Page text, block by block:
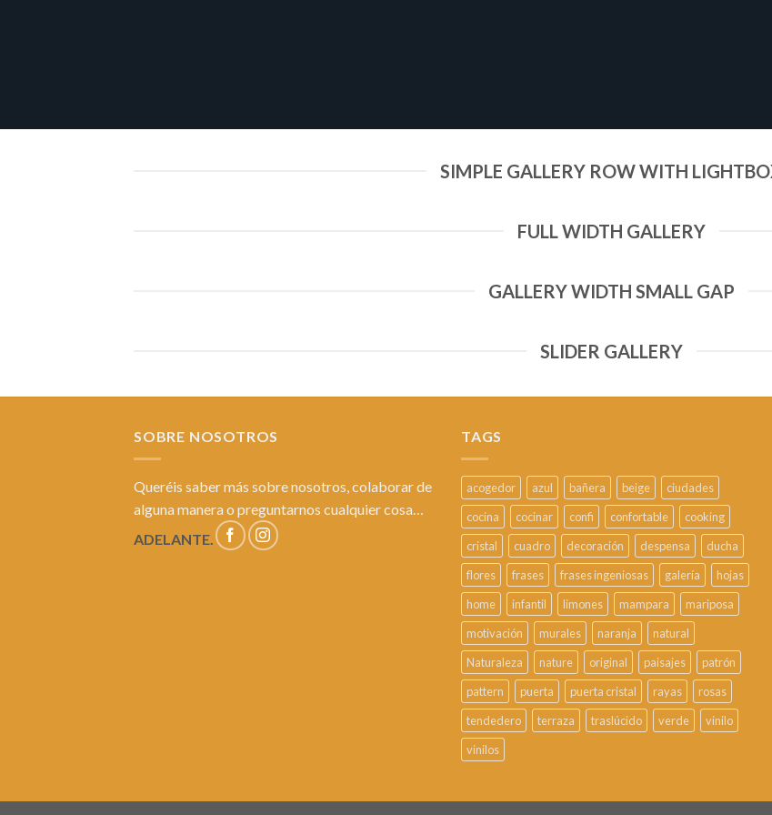
SIMPLE GALLERY ROW WITH
FULL WIDTH GALLERY
GALLERY WIDTH SMALL GAP
SLIDER GALLERY
SOBRE NOSOTROS
Queréis saber más sobre nosotros, colaborar de
alguna manera o preguntarnos cualquier cosa…
ADELANTE.
TAGS
acogedor azul bañera beige
ciudades
cocina
cocinar confi confortable
cooking
cristal
cuadro decoración despensa
ducha
flores
frases frases ingeniosas galería
hojas
home
infantil limones mampara
mariposa
motivación
murales naranja
natural
Naturaleza
nature original paisajes
patrón
pattern
puerta puerta cristal rayas
rosas
tendedero
terraza traslúcido verde
vinilo
vinilos